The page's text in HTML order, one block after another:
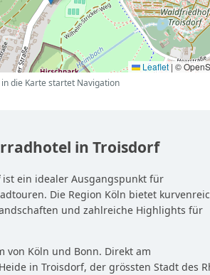
Leaflet | ©
in die Karte startet Navigation
in Troisdorf
ist ein idealer Ausgangspunkt für
Die Region Köln bietet
und zahlreiche Highlights für
von Köln und Bonn. Direkt am
in Troisdorf, der grössten Stadt des